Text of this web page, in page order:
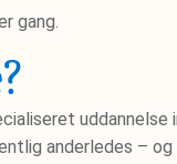
gang.
uddannelse
anderledes – og